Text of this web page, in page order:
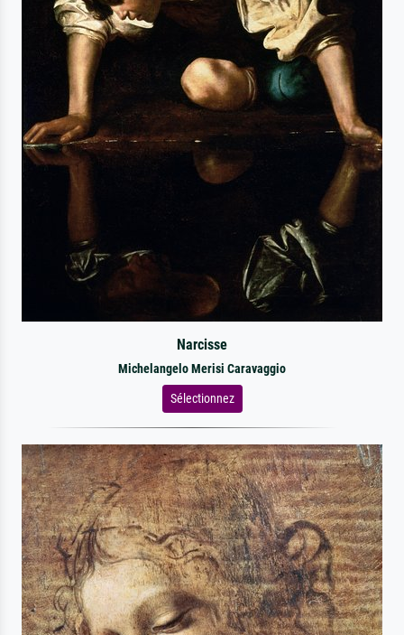
Narcisse
Michelangelo Merisi Caravaggio
Sélectionnez